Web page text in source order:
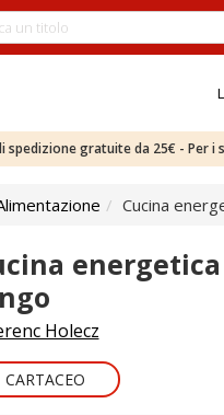
spedizione gratuite da 25€ - Per
Cucina
Holecz
CARTACEO